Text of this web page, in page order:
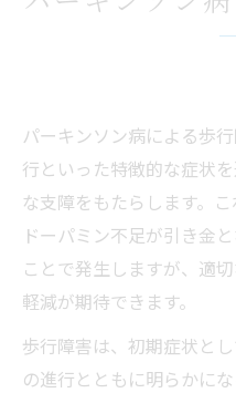
パーキンソン病の基
対応地域
パーキンソン病による歩
行といった特徴的な症状
な支障をもたらします。
ドーパミン不足が引き金
ことで発生しますが、適
軽減が期待できます。
歩行障害は、初期症状と
の進行とともに明らかに